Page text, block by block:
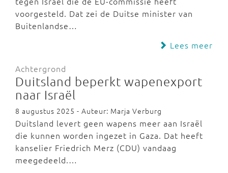
voorgesteld. Dat zei de Duitse minister van
Buitenlandse…
Lees meer
Achtergrond
Duitsland beperkt wapenexport
naar Israël
8 augustus 2025 - Auteur: Marja Verburg
Duitsland levert geen wapens meer aan Israël
die kunnen worden ingezet in Gaza. Dat heeft
kanselier Friedrich Merz (CDU) vandaag
meegedeeld.…